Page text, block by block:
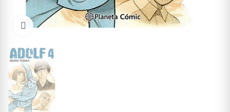
Click to enlarge